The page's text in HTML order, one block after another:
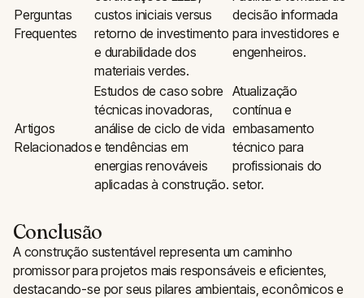
Perguntas
Frequentes
custos iniciais versus
retorno de investimento
e durabilidade dos
materiais verdes.
decisão informada
para investidores e
engenheiros.
Artigos
Relacionados
Estudos de caso sobre
técnicas inovadoras,
análise de ciclo de vida
e tendências em
energias renováveis
aplicadas à construção.
Atualização
contínua e
embasamento
técnico para
profissionais do
setor.
Conclusão
A construção sustentável representa um caminho
promissor para projetos mais responsáveis e eficientes,
destacando-se por seus pilares ambientais, econômicos e